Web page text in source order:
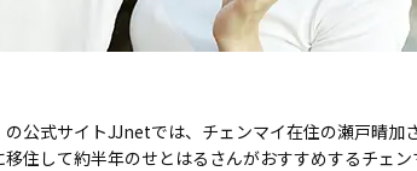
の公式サイトJJnetでは、チェンマイ在住の瀬戸晴加
住して約半年のせとはるさんがおすすめするチェン